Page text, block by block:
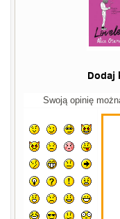
Dodaj
Swoją opinię